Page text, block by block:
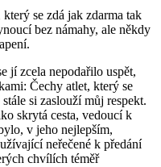
se zdá jak zdarma tak
bez námahy, ale někdy
jí zcela nepodařilo uspět,
Čechy atlet, který se
si zaslouží můj respekt.
skrytá cesta, vedoucí k
v jeho nejlepším,
neřečené k předání
chvílích téměř